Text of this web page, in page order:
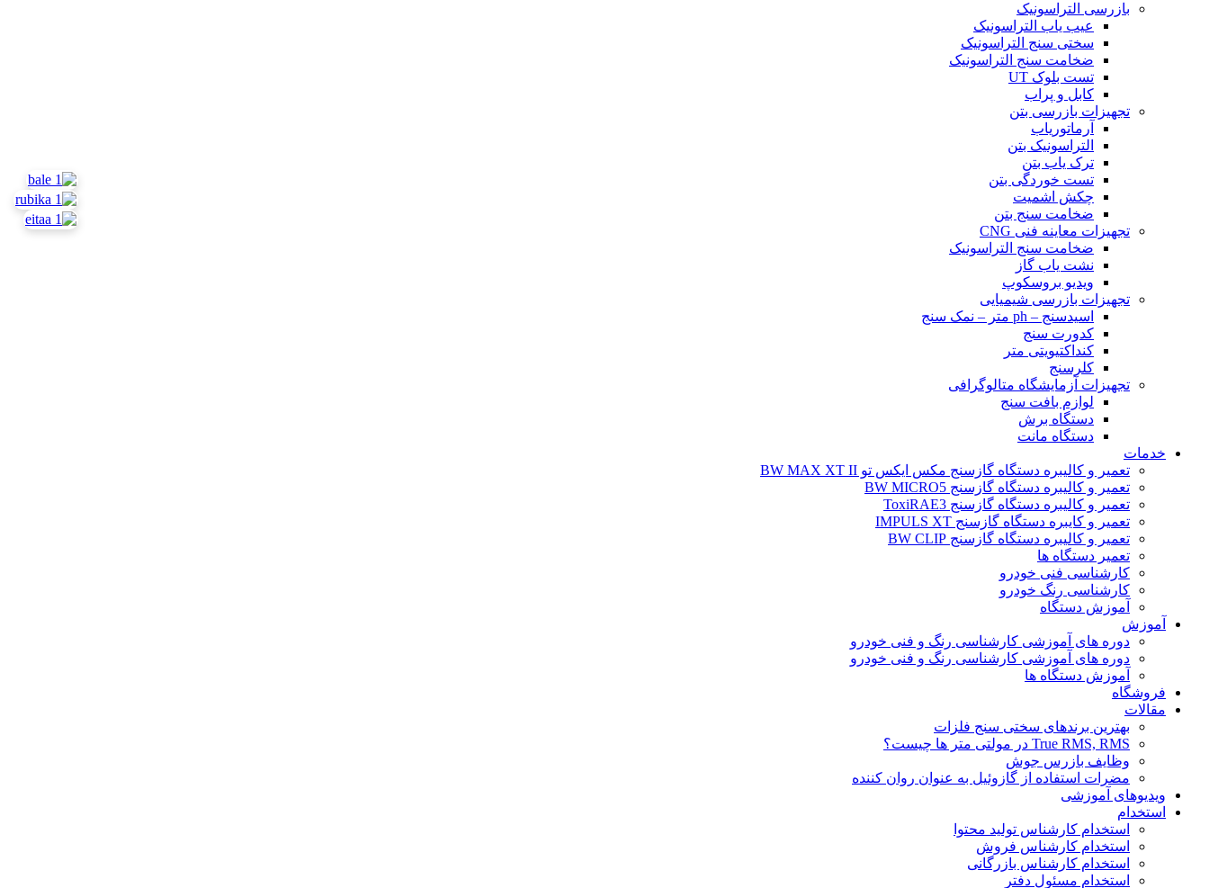
بازرسی التراسونیک
عیب یاب التراسونیک
سختی سنج التراسونیک
ضخامت سنج التراسونیک
تست بلوک UT
کابل و پراب
تجهیزات بازرسی بتن
آرماتوریاب
التراسونیک بتن
ترک یاب بتن
تست خوردگی بتن
چکش اشمیت
ضخامت سنج بتن
تجهیزات معاینه فنی CNG
ضخامت سنج التراسونیک
نشت یاب گاز
ویدیو بروسکوپ
تجهیزات بازرسی شیمیایی
اسیدسنج – ph متر – نمک سنج
کدورت سنج
کنداکتیویتی متر
کلرسنج
تجهیزات آزمایشگاه متالوگرافی
لوازم بافت سنج
دستگاه برش
دستگاه مانت
خدمات
تعمیر و کالیبره دستگاه گازسنج مکس ایکس تو BW MAX XT II
تعمیر و کالیبره دستگاه گازسنج BW MICRO5
تعمیر و کالیبره دستگاه گازسنج ToxiRAE3
تعمیر و کایبره دستگاه گازسنج IMPULS XT
تعمیر و کالیبره دستگاه گازسنج BW CLIP
تعمیر دستگاه ها
کارشناسی فنی خودرو
کارشناسی رنگ خودرو
آموزش دستگاه
آموزش
دوره های آموزشی کارشناسی رنگ و فنی خودرو
دوره های آموزشی کارشناسی رنگ و فنی خودرو
آموزش دستگاه ها
فروشگاه
مقالات
بهترین برندهای سختی سنج فلزات
True RMS, RMS در مولتی متر ها چیست؟
وظایف بازرس جوش
مضرات استفاده از گازوئیل به عنوان روان کننده
ویدیوهای آموزشی
استخدام
استخدام کارشناس تولید محتوا
استخدام کارشناس فروش
استخدام کارشناس بازرگانی
استخدام مسئول دفتر